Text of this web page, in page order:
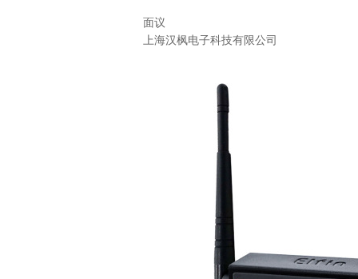
面议
上海汉枫电子科技有限公司